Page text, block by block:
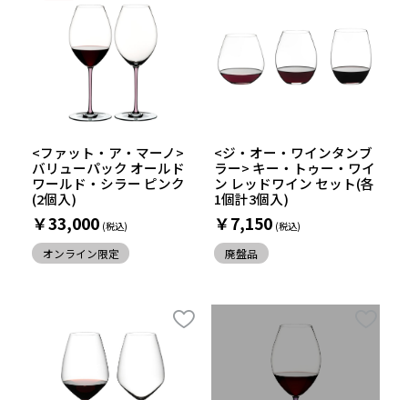
<ファット・ア・マーノ>
バリューパック オールド
ワールド・シラー ピンク
(2個入)
￥33,000
オンライン限定
<ジ・オー・ワインタンブ
ラー> キー・トゥー・ワイ
ン レッドワイン セット(各
1個計3個入)
￥7,150
廃盤品